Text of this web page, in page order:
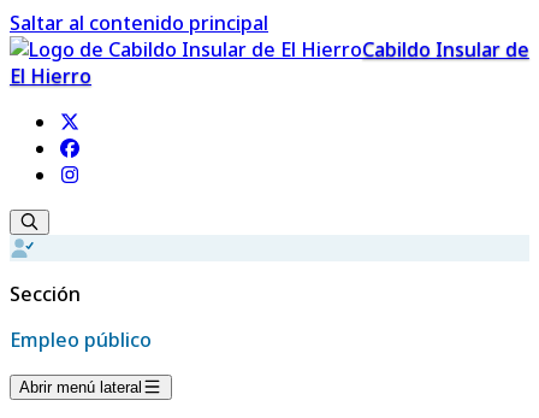
Saltar al contenido principal
Cabildo Insular de
El Hierro
Sección
Empleo público
Abrir menú lateral